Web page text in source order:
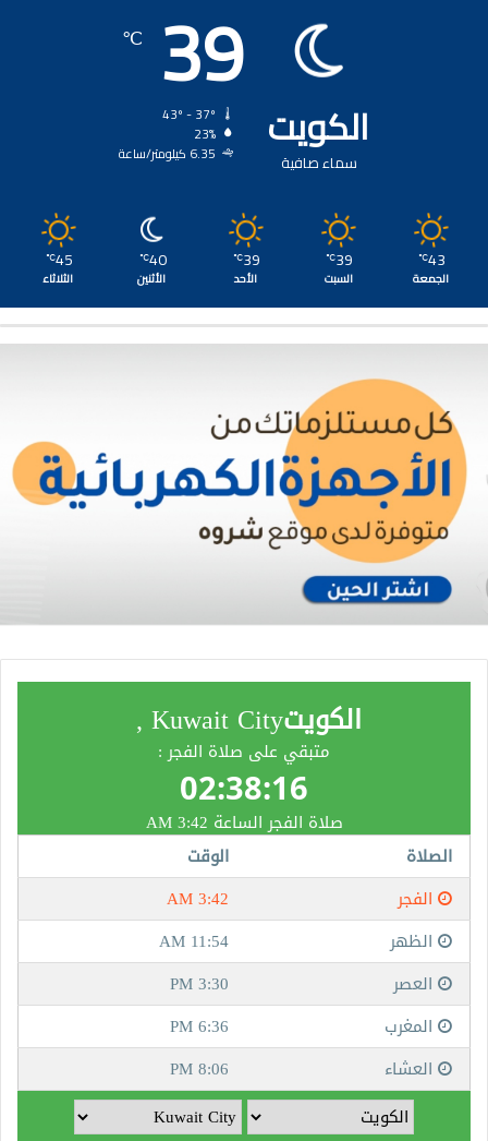
الكويت
سماء صافية
39
℃
23%
6.35 كيلومتر/ساعة
43
℃
الجمعة
39
℃
السبت
39
℃
الأحد
40
℃
الأثنين
45
℃
الثلاثاء